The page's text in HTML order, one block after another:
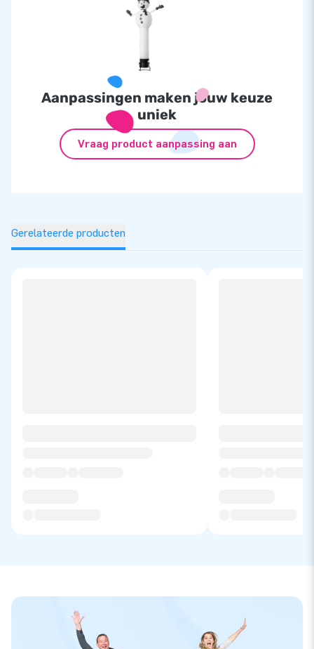
Aanpassingen maken jouw keuze
uniek
Vraag product aanpassing aan
Gerelateerde producten